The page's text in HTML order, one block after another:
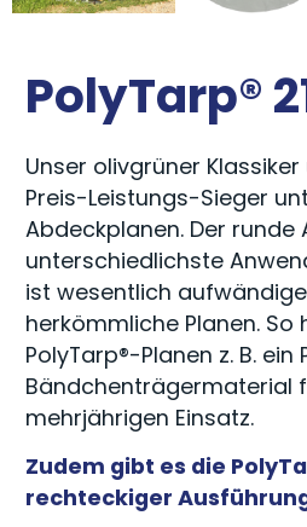
PolyTarp®
Unser olivgrüner
Preis-Leistungs-Sieger
Abdeckplanen. Der runde
unterschiedlichste
ist wesentlich
herkömmliche Planen. So
PolyTarp®-Planen z. B.
Bändchenträgermaterial
mehrjährigen Einsatz.
Zudem gibt es die
rechteckiger